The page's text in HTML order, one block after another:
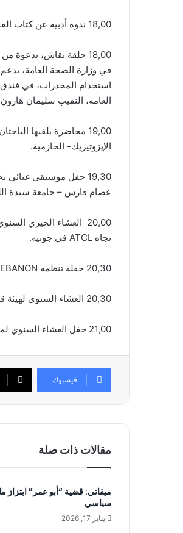
18,00 ندوة أدبية عن كتاب القنصل العام الفخري المحامي ابراهيم الحداد بعنوان “سيرة ومسيرة”، في قاعة الاحتفالات- اوديتوريوم- ثانوية الراهبات الأنطونيات- غزير.
18,00 حلقة نقاش،
في وزارة الصحة العامة،
العامة، النقيب سليمان
19,00 محاضرة يلقيها
الإيزوتيريك- الحازمية.
19,30 حفل موسيقي
عصام فارس – جامعة سيدة
تجاه ATCL في جونيه.
20,30 حفلة تنظمه ONE LEBANON، للسنة الثالثة على التوالي، في البيال، بمشاركة أكثر من 30 من المشاهير اللبنانية لمناسبة عيد الاستقلال بعنوان “تيبقى الاستقلال عيد”.
20,30 العشاء السنوي لهيئة قضاء الشوف في التيار الوطني الحر، برعاية رئيس التيار وزير الخارجية والمغتربين جبران باسيل، في مطعم منارة الخليج – جونية.
21,00 حفل العشاء السنوي لمنسقية المتن الشمالي في حزب القوات اللبنانية، برعاية رئيس الحزب سمير جعجع، في مطعم zone – مار روكز، الدكوانة، في حضور سياسي.
فيسبوك
مقالات ذات صلة
ميقاتي: قضية “أبو عمر” ابتزاز
سياسي
يناير 17, 2026